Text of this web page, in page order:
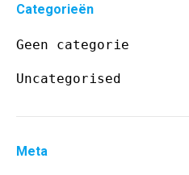
Categorieën
Geen categorie
Uncategorised
Meta